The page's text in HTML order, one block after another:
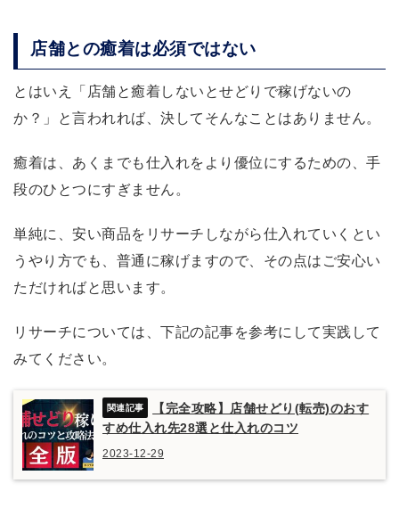
店舗との癒着は必須ではない
とはいえ「店舗と癒着しないとせどりで稼げないの
か？」と言われれば、決してそんなことはありません。
癒着は、あくまでも仕入れをより優位にするための、手
段のひとつにすぎません。
単純に、安い商品をリサーチしながら仕入れていくとい
うやり方でも、普通に稼げますので、その点はご安心い
ただければと思います。
リサーチについては、下記の記事を参考にして実践して
みてください。
【完全攻略】店舗せどり(転売)のおす
すめ仕入れ先28選と仕入れのコツ
2023-12-29